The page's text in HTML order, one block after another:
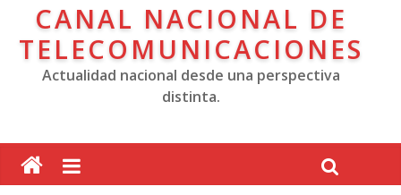
CANAL NACIONAL DE
TELECOMUNICACIONES
Actualidad nacional desde una perspectiva
distinta.